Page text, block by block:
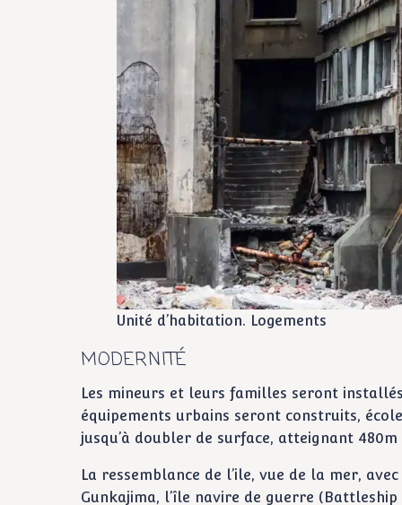
Unité d’habitation. Logements
MODERNITÉ
Les mineurs et leurs familles seront
équipements urbains seront construits,
jusqu’à doubler de surface, atteignant 480m
La ressemblance de l’ile, vue de la mer,
Gunkajima, l’île navire de guerre